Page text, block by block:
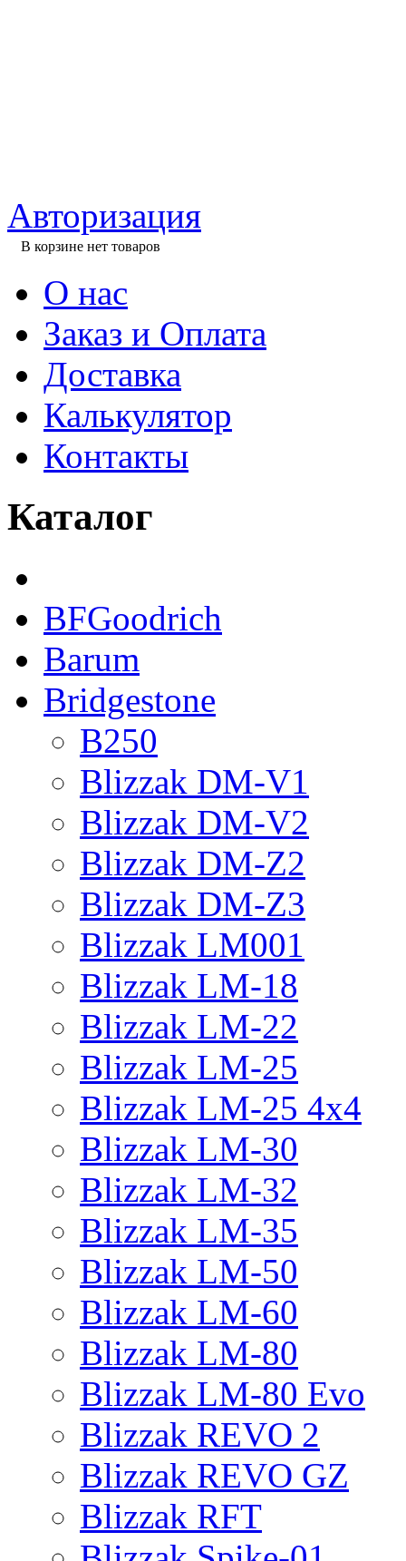
Авторизация
В корзине нет товаров
О нас
Заказ и Оплата
Доставка
Калькулятор
Контакты
Каталог
BFGoodrich
Barum
Bridgestone
B250
Blizzak DM-V1
Blizzak DM-V2
Blizzak DM-Z2
Blizzak DM-Z3
Blizzak LM001
Blizzak LM-18
Blizzak LM-22
Blizzak LM-25
Blizzak LM-25 4x4
Blizzak LM-30
Blizzak LM-32
Blizzak LM-35
Blizzak LM-50
Blizzak LM-60
Blizzak LM-80
Blizzak LM-80 Evo
Blizzak REVO 2
Blizzak REVO GZ
Blizzak RFT